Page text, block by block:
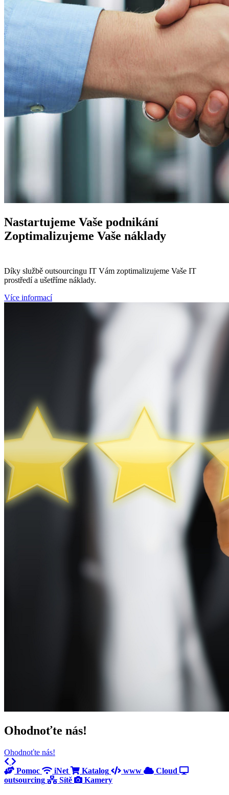
NastartujemeVaše podnikání
ZoptimalizujemeVaše náklady
Díky službě outsourcingu IT Vám zoptimalizujeme Vaše IT
prostředí a ušetříme náklady.
Více informací
Ohodnoťte nás!
Ohodnoťte nás!
Previous
Next
Pomoc
iNet Katalog www
Cloud
outsourcing
Sítě Kamery